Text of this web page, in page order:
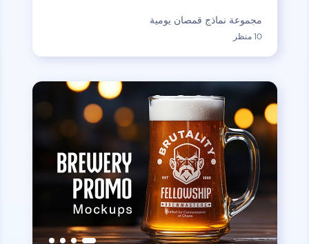
مجموعة نماذج قمصان يومية
10 منظر